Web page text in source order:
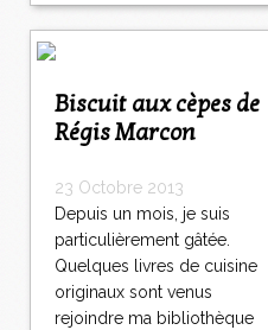
Biscuit aux cèpes de
Régis Marcon
23 Octobre 2013
Depuis un mois, je suis
particulièrement gâtée.
Quelques livres de cuisine
originaux sont venus
rejoindre ma bibliothèque